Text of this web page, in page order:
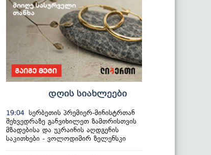
დღის სიახლეები
19:04 სერბეთის პრემიერ-მინისტრთან
შეხვედრაზე განვიხილეთ ზამთრისთვის
მზადებისა და უკრაინის აღდგენის
საკითხები - ვოლოდიმირ ზელენსკი